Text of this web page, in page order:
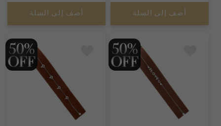
أضف إلى السلة أضف إلى السلة